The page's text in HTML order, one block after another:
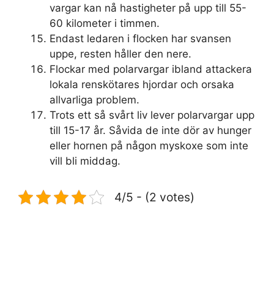
vargar kan nå hastigheter på upp till 55-
60 kilometer i timmen.
Endast ledaren i flocken har svansen
uppe, resten håller den nere.
Flockar med polarvargar ibland attackera
lokala renskötares hjordar och orsaka
allvarliga problem.
Trots ett så svårt liv lever polarvargar upp
till 15-17 år. Såvida de inte dör av hunger
eller hornen på någon myskoxe som inte
vill bli middag.
4/5 - (2 votes)